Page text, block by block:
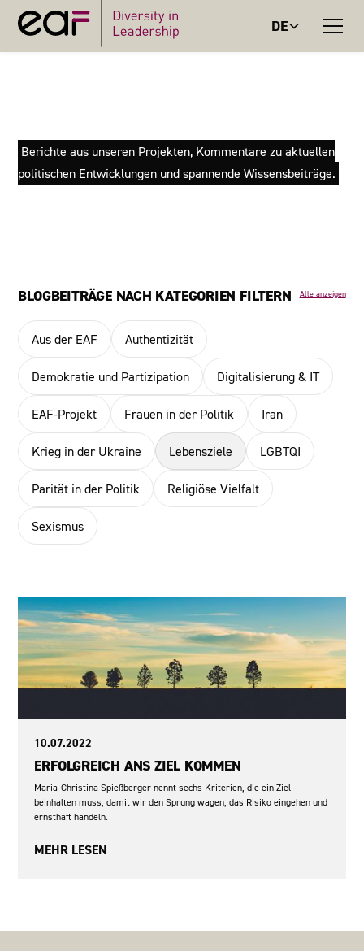
DE
Berichte aus unseren Projekten, Kommentare zu aktuellen
politischen Entwicklungen und spannende Wissensbeiträge.
BLOGBEITRÄGE NACH KATEGORIEN FILTERN Alle anzeigen
Aus der EAF Authentizität
Demokratie und Partizipation Digitalisierung & IT
EAF-Projekt Frauen in der Politik Iran
Krieg in der Ukraine Lebensziele LGBTQI
Parität in der Politik Religiöse Vielfalt
Sexismus
10.07.2022
ERFOLGREICH ANS ZIEL KOMMEN
Maria-Christina Spießberger nennt sechs Kriterien, die ein Ziel
beinhalten muss, damit wir den Sprung wagen, das Risiko eingehen und
ernsthaft handeln.
MEHR LESEN